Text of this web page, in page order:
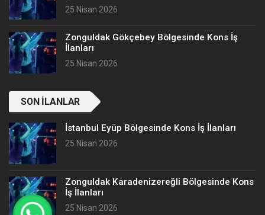
25 Nisan 2026
Zonguldak Gökçebey Bölgesinde Kons İş
İlanları
25 Nisan 2026
SON İLANLAR
İstanbul Eyüp Bölgesinde Kons İş İlanları
25 Nisan 2026
Zonguldak Karadenizereğli Bölgesinde Kons
İş İlanları
25 Nisan 2026